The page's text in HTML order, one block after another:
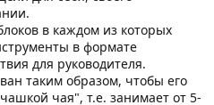
в каждом из которых
в формате
для руководителя.
таким образом, чтобы его
чая", т.е. занимает от 5-